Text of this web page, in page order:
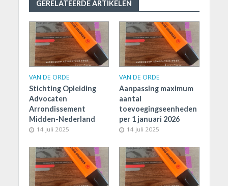
GERELATEERDE ARTIKELEN
VAN DE ORDE
Stichting Opleiding
Advocaten
Arrondissement
Midden-Nederland
14 juli 2025
VAN DE ORDE
Aanpassing maximum
aantal
toevoegingseenheden
per 1 januari 2026
14 juli 2025